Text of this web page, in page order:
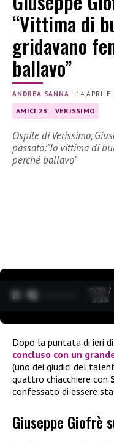
“Vittima di
gridavano
ballavo”
ANDREA SANNA | 14 APRILE
AMICI 23 VERISSIMO
Ospite di Verissimo,
passato:”Io vittima di
perché ballavo”
0:30 /
3:35
Dopo la puntata di ieri di
concluso con un
(uno dei giudici del
quattro chiacchiere con
confessato di essere
Giuseppe Giofrè